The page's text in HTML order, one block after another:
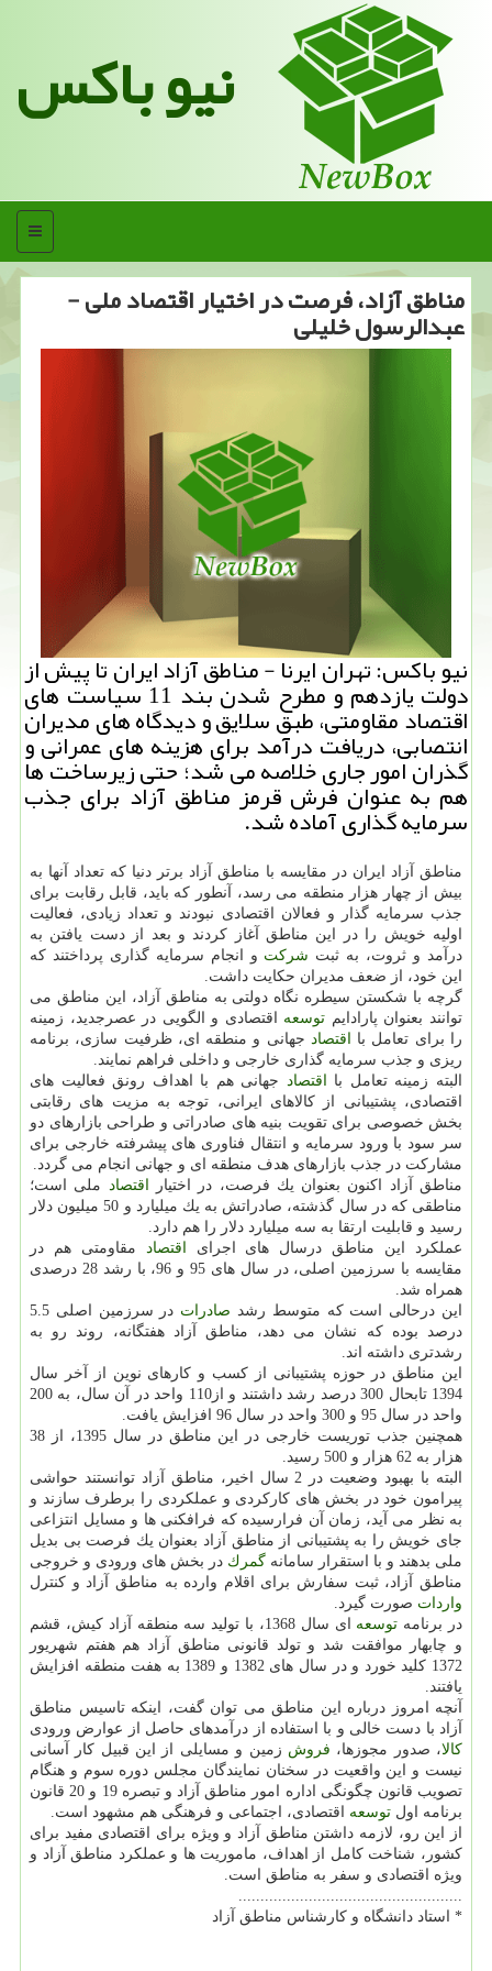
نیو باکس
منو
مناطق آزاد، فرصت در اختیار اقتصاد ملی -
عبدالرسول خلیلی
نیو باكس: تهران ایرنا - مناطق آزاد ایران تا پیش از
دولت یازدهم و مطرح شدن بند 11 سیاست های
اقتصاد مقاومتی، طبق سلایق و دیدگاه های مدیران
انتصابی، دریافت درآمد برای هزینه های عمرانی و
گذران امور جاری خلاصه می شد؛ حتی زیرساخت ها
هم به عنوان فرش قرمز مناطق آزاد برای جذب
سرمایه گذاری آماده شد.
مناطق آزاد ایران در مقایسه با مناطق آزاد برتر دنیا كه تعداد آنها به
بیش از چهار هزار منطقه می رسد، آنطور كه باید، قابل رقابت برای
جذب سرمایه گذار و فعالان اقتصادی نبودند و تعداد زیادی، فعالیت
اولیه خویش را در این مناطق آغاز كردند و بعد از دست یافتن به
درآمد و ثروت، به ثبت شركت و انجام سرمایه گذاری پرداختند كه
این خود، از ضعف مدیران حكایت داشت.
گرچه با شكستن سیطره نگاه دولتی به مناطق آزاد، این مناطق می
توانند بعنوان پارادایم توسعه اقتصادی و الگویی در عصرجدید، زمینه
را برای تعامل با اقتصاد جهانی و منطقه ای، ظرفیت سازی، برنامه
ریزی و جذب سرمایه گذاری خارجی و داخلی فراهم نمایند.
البته زمینه تعامل با اقتصاد
جهانی هم با اهداف رونق فعالیت های
اقتصادی، پشتیبانی از كالاهای ایرانی، توجه به مزیت های رقابتی
بخش خصوصی برای تقویت بنیه های صادراتی و طراحی بازارهای دو
سر سود با ورود سرمایه و انتقال فناوری های پیشرفته خارجی برای
مشاركت در جذب بازارهای هدف منطقه ای و جهانی انجام می گردد.
مناطق آزاد اكنون بعنوان یك فرصت، در اختیار اقتصاد
ملی است؛
مناطقی كه در سال گذشته، صادراتش به یك میلیارد و 50 میلیون دلار
رسید و قابلیت ارتقا به سه میلیارد دلار را هم دارد.
عملكرد این مناطق درسال های اجرای اقتصاد
مقاومتی هم در
مقایسه با سرزمین اصلی، در سال های 95 و 96، با رشد 28 درصدی
همراه شد.
این درحالی است كه متوسط رشد صادرات
در سرزمین اصلی 5.5
درصد بوده كه نشان می دهد، مناطق آزاد هفتگانه، روند رو به
رشدتری داشته اند.
این مناطق در حوزه پشتیبانی از كسب و كارهای نوین از آخر سال
1394 تابحال 300 درصد رشد داشتند و از110 واحد در آن سال، به 200
واحد در سال 95 و 300 واحد در سال 96 افزایش یافت.
همچنین جذب توریست خارجی در این مناطق در سال 1395، از 38
هزار به 62 هزار و 500 رسید.
البته با بهبود وضعیت در 2 سال اخیر، مناطق آزاد توانستند حواشی
پیرامون خود در بخش های كاركردی و عملكردی را برطرف سازند و
به نظر می آید، زمان آن فرارسیده كه فرافكنی ها و مسایل انتزاعی
جای خویش را به پشتیبانی از مناطق آزاد بعنوان یك فرصت بی بدیل
ملی بدهند و با استقرار سامانه گمرك در بخش های ورودی و خروجی
مناطق آزاد، ثبت سفارش برای اقلام وارده به مناطق آزاد و كنترل
واردات صورت گیرد.
در برنامه توسعه
ای سال 1368، با تولید سه منطقه آزاد كیش، قشم
و چابهار موافقت شد و تولد قانونی مناطق آزاد هم هفتم شهریور
1372 كلید خورد و در سال های 1382 و 1389 به هفت منطقه افزایش
یافتند.
آنچه امروز درباره این مناطق می توان گفت، اینكه تاسیس مناطق
آزاد با دست خالی و با استفاده از درآمدهای حاصل از عوارض ورودی
كالا، صدور مجوزها، فروش زمین و مسایلی از این قبیل كار آسانی
نیست و این واقعیت در سخنان نمایندگان مجلس دوره سوم و هنگام
تصویب قانون چگونگی اداره امور مناطق آزاد و تبصره 19 و 20 قانون
برنامه اول توسعه اقتصادی، اجتماعی و فرهنگی هم مشهود است.
از این رو، لازمه داشتن مناطق آزاد و ویژه برای اقتصادی مفید برای
كشور، شناخت كامل از اهداف، ماموریت ها و عملكرد مناطق آزاد و
ویژه اقتصادی و سفر به مناطق است.
* استاد دانشگاه و كارشناس مناطق آزاد